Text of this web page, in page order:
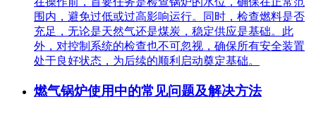
围内，避免过低或过高影响运行。同时，检查燃料是否
充足，无论是天然气还是煤炭，稳定供应是基础。此
外，对控制系统的检查也不可忽视，确保所有安全装置
处于良好状态，为后续的顺利启动奠定基础。
燃气锅炉使用中的常见问题及解决方法